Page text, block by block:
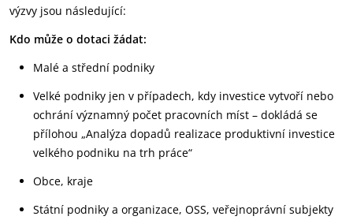
výzvy jsou následující:
Kdo může o dotaci žádat:
Malé a střední podniky
Velké podniky jen v případech, kdy investice vytvoří nebo
ochrání významný počet pracovních míst – dokládá se
přílohou „Analýza dopadů realizace produktivní investice
velkého podniku na trh práce“
Obce, kraje
Státní podniky a organizace, OSS, veřejnoprávní subjekty